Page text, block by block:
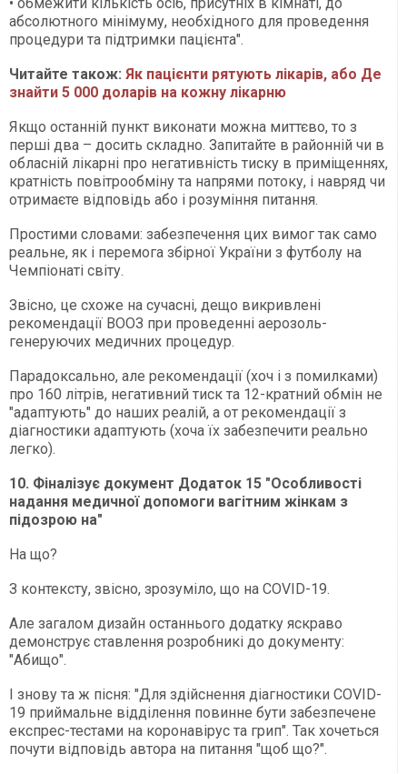
абсолютного мінімуму, необхідного для проведення
процедури та підтримки пацієнта".
Читайте також: Як пацієнти рятують лікарів, або Де
знайти 5 000 доларів на кожну лікарню
Якщо останній пункт виконати можна миттєво, то з
перші два – досить складно. Запитайте в районній чи в
обласній лікарні про негативність тиску в приміщеннях,
кратність повітрообміну та напрями потоку, і навряд чи
отримаєте відповідь або і розуміння питання.
Простими словами: забезпечення цих вимог так само
реальне, як і перемога збірної України з футболу на
Чемпіонаті світу.
Звісно, це схоже на сучасні, дещо викривлені
рекомендації ВООЗ при проведенні аерозоль-
генеруючих медичних процедур.
Парадоксально, але рекомендації (хоч і з помилками)
про 160 літрів, негативний тиск та 12-кратний обмін не
"адаптують" до наших реалій, а от рекомендації з
діагностики адаптують (хоча їх забезпечити реально
легко).
10. Фіналізує документ Додаток 15 "Особливості
надання медичної допомоги вагітним жінкам з
підозрою на"
На що?
З контексту, звісно, зрозуміло, що на COVID-19.
Але загалом дизайн останнього додатку яскраво
демонструє ставлення розробникі до документу:
"Абищо".
І знову та ж пісня: "Для здійснення діагностики COVID-
19 приймальне відділення повинне бути забезпечене
експрес-тестами на коронавірус та грип". Так хочеться
почути відповідь автора на питання "щоб що?".